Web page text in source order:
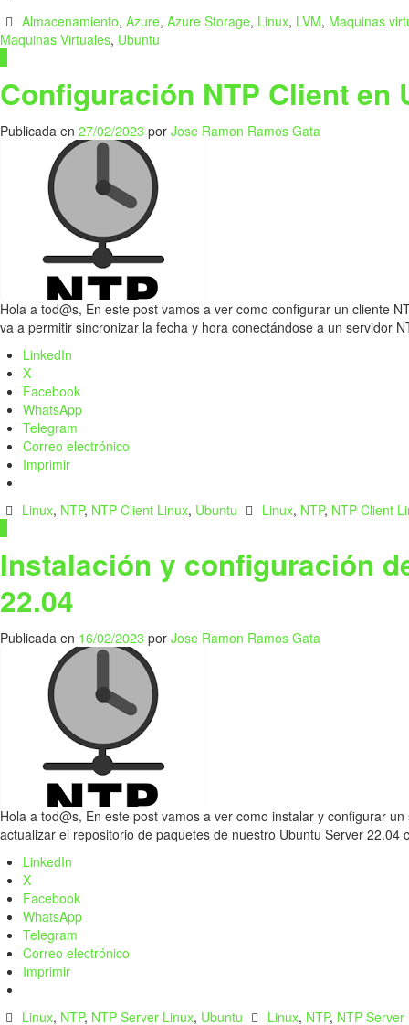
Almacenamiento, Azure, Azure Storage, Linux, LVM, Maquinas
Maquinas Virtuales, Ubuntu
Configuración NTP Client en
Publicada en 27/02/2023 por Jose Ramon Ramos Gata
Hola a tod@s, En este post vamos a ver como configurar un cliente
va a permitir sincronizar la fecha y hora conectándose a un servidor
LinkedIn
X
Facebook
WhatsApp
Telegram
Correo electrónico
Imprimir
Linux, NTP, NTP Client Linux, Ubuntu Linux, NTP, NTP Client
Instalación y configuración
22.04
Publicada en 16/02/2023 por Jose Ramon Ramos Gata
Hola a tod@s, En este post vamos a ver como instalar y configurar
actualizar el repositorio de paquetes de nuestro Ubuntu Server
LinkedIn
X
Facebook
WhatsApp
Telegram
Correo electrónico
Imprimir
Linux, NTP, NTP Server Linux, Ubuntu Linux, NTP, NTP Server